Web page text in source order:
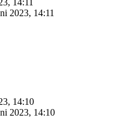
2023, 14:11
14:10
2023, 14:10